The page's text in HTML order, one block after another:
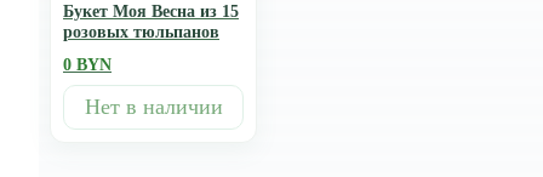
Букет Моя Весна из 15
розовых тюльпанов
0 BYN
Нет в наличии